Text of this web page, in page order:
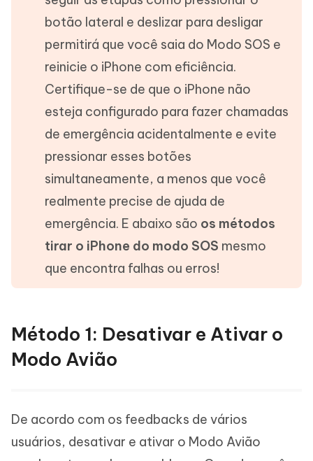
botão lateral e deslizar para desligar
permitirá que você saia do Modo SOS e
reinicie o iPhone com eficiência.
Certifique-se de que o iPhone não
esteja configurado para fazer chamadas
de emergência acidentalmente e evite
pressionar esses botões
simultaneamente, a menos que você
realmente precise de ajuda de
emergência. E abaixo são os métodos
tirar o iPhone do modo SOS mesmo
que encontra falhas ou erros!
Método 1: Desativar e Ativar o
Modo Avião
De acordo com os feedbacks de vários
usuários, desativar e ativar o Modo Avião